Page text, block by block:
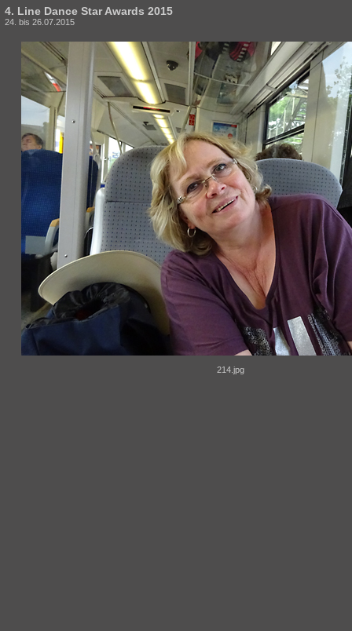
4. Line Dance Star Awards 2015
24. bis 26.07.2015
214.jpg